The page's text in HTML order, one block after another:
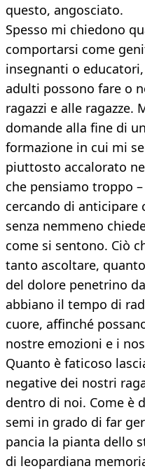
questo, angosciato.
Spesso mi chiedono
comportarsi come
insegnanti o
adulti possono fare o
ragazzi e alle ragazze.
domande alla fine di
formazione in cui mi
piuttosto accalorato
che pensiamo troppo
cercando di anticipare
senza nemmeno
come si sentono. Ciò
tanto ascoltare,
del dolore penetrino
abbiano il tempo di
cuore, affinché
nostre emozioni e i
Quanto è faticoso
negative dei nostri
dentro di noi. Come è
semi in grado di far
pancia la pianta dello
di leopardiana